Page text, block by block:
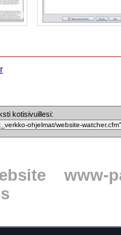
kotisivuillesi:
www-